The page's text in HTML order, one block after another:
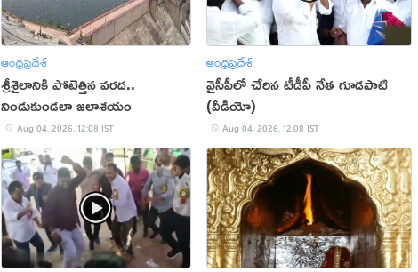
ఆంధ్రప్రదేశ్
శ్రీశైలానికి పోటెత్తిన వరద..
నిండుకుండలా జలాశయం
Aug 04, 2026, 12:08 IST
ఆంధ్రప్రదేశ్
వైసీపీలో చేరిన టీడీపీ నేత గూడ‌పాటి
(వీడియో)
Aug 04, 2026, 12:08 IST